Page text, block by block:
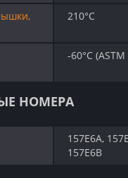
210°C
-60°C
НОМЕРА
157E6A,
157E6B